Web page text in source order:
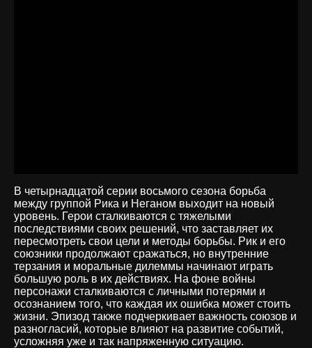
В четырнадцатой серии восьмого сезона борьба
между группой Рика и Неганом выходит на новый
уровень. Герои сталкиваются с тяжелыми
последствиями своих решений, что заставляет их
пересмотреть свои цели и методы борьбы. Рик и его
союзники продолжают сражаться, но внутренние
терзания и моральные дилеммы начинают играть
большую роль в их действиях. На фоне войны
персонажи сталкиваются с личными потерями и
осознанием того, что каждая их ошибка может стоить
жизни. Эпизод также подчеркивает важность союзов и
разногласий, которые влияют на развитие событий,
усложняя уже и так напряженную ситуацию.